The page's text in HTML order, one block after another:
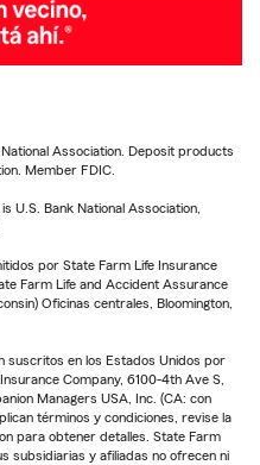
Association. Deposit products
Member FDIC.
U.S. Bank National Association,
por State Farm Life Insurance
Farm Life and Accident Assurance
Oficinas centrales, Bloomington,
suscritos en los Estados Unidos por
Company, 6100-4th Ave S,
Managers USA, Inc. (CA: con
términos y condiciones, revise la
para obtener detalles. State Farm
subsidiarias y afiliadas no ofrecen ni